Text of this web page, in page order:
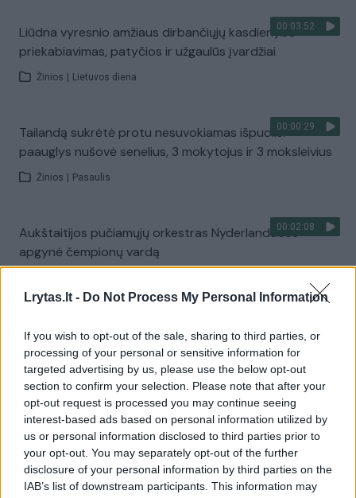
Lrytas.lt - Do Not Process My Personal Information
If you wish to opt-out of the sale, sharing to third parties, or
processing of your personal or sensitive information for
targeted advertising by us, please use the below opt-out
section to confirm your selection. Please note that after your
opt-out request is processed you may continue seeing
interest-based ads based on personal information utilized by
us or personal information disclosed to third parties prior to
your opt-out. You may separately opt-out of the further
disclosure of your personal information by third parties on the
IAB’s list of downstream participants. This information may
00:03:52
Liūdna vyresnio amžiaus dirbančiųjų kasdienybė –
priekabiavimas, patyčios ir užgaulūs įvardžiai
Žinios Lietuvos diena
00:00:29
Tailandą sukrėtė protu nesuvokiamas išpuolis:
paauglys nušovė senelius, 3 mokytojus ir 3 moksleivius
Žinios Pasaulis
00:02:08
Aukštaitijos pučiamųjų orkestras Nyderlanduose
apgynė čempionų vardą
Visi įrašai
Žiūrimiausi įrašai
00:00:30
Vaizdai iš tragiškos avarijos Vilniaus r.: dviejų moterų ir
vaiko gyvybių išgelbėti nepavyko